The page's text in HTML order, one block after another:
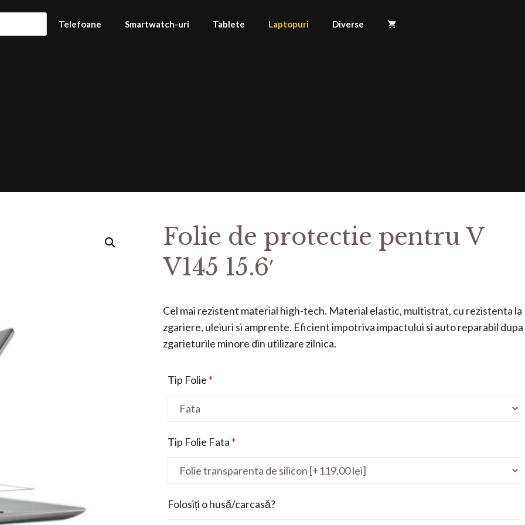
Telefoane Smartwatch-uri Tablete Laptopuri Diverse
Folie de protectie pentru V
V145 15.6′
Cel mai rezistent material high-tech. Material elastic, multistrat, cu rezistenta la
zgariere, uleiuri si amprente. Eficient impotriva impactului si auto reparabil dupa
zgarieturile minore din utilizare zilnica.
Tip Folie *
Tip Folie Fata *
Folosiți o husă/carcasă?